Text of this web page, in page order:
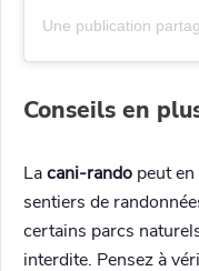
Une publication
Conseils en
Lacani-rando peut
sentiers de
certains parcs
interdite. Pensez à